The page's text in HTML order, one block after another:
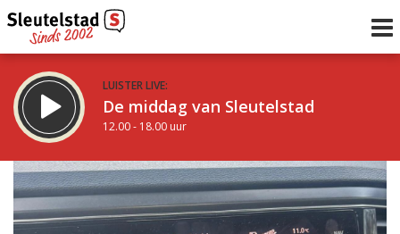
LUISTER LIVE:
De middag van Sleutelstad
12.00 - 18.00 uur
STRAKS:
De avond van Sleutelstad
18.00 - 21.00 uur
Vorig uur
uur 1 van 0 Volgend uur